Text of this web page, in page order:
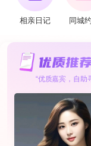
相亲日记 同城
“优质嘉宾，自助